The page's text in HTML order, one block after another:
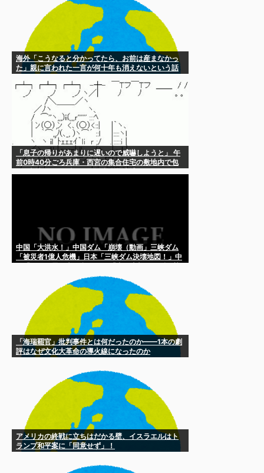
海外「こうなると分かってたら、お前は産まなかっ
た」親に言われた一言が何十年も消えないという話
「息子の帰りがあまりに遅いので威嚇しようと」 午
前0時40分ごろ兵庫・西宮の集合住宅の敷地内で包
中国「大洪水！」中国ダム「崩壊（動画」三峡ダム
「被災者1億人危機」日本「三峡ダム決壊地図！」中
「海瑞罷官」批判事件とは何だったのか——1本の劇
評はなぜ文化大革命の導火線になったのか
アメリカの終戦に立ちはだかる壁、イスラエルはト
ランプ和平案に「同意せず」！